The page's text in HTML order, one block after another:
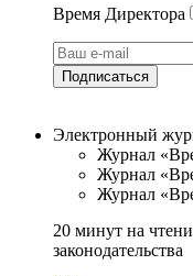
Время Директора
Подписаться
Электронный
Журнал
Журнал
Журнал
20 минут на
законодательства